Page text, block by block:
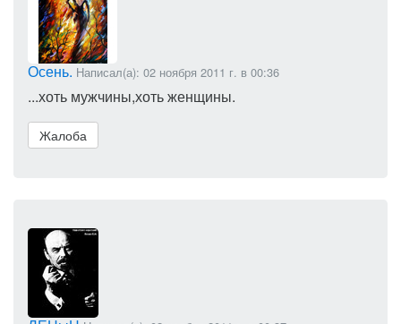
Осень. Написал(а): 02 ноября 2011 г. в 00:36
...хоть мужчины,хоть женщины.
Жалоба